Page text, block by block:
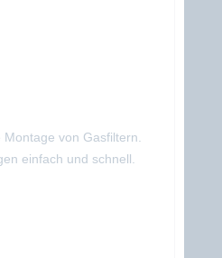
von Gasfiltern.
einfach und schnell.